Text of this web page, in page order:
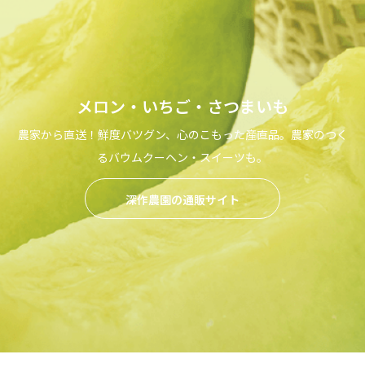
メロン・いちご・さつまいも
農家から直送！鮮度バツグン、心のこもった産直品。農家のつく
るバウムクーヘン・スイーツも。
深作農園の通販サイト